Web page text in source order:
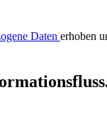
Daten erhoben